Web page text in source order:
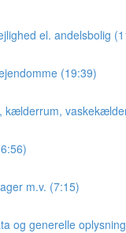
el. andelsbolig
(19:39)
kælderrum,
m.v. (7:15)
og generelle